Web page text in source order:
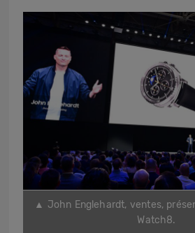
▲ John Englehardt, ventes,
Watch8.